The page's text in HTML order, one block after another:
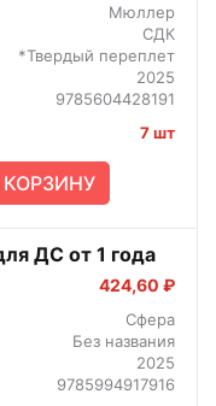
Мюллер
СДК
*Твердый переплет
2025
9785604428191
7 шт
КОРЗИНУ
ДС от 1 года
424,60 ₽
Сфера
Без названия
2025
9785994917916